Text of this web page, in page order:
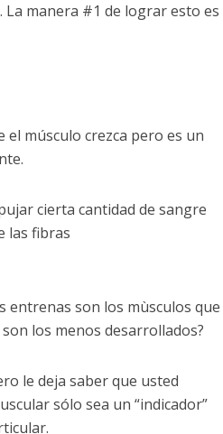
manera #1 de lograr esto es
músculo crezca pero es un
cierta cantidad de sangre
las fibras
entrenas son los mùsculos que
los menos desarrollados?
le deja saber que usted
sólo sea un “indicador”